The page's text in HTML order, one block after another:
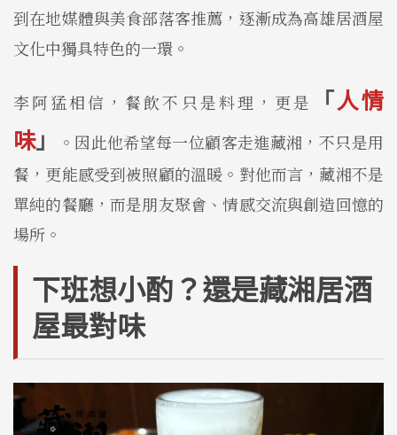
到在地媒體與美食部落客推薦，逐漸成為高雄居酒屋
文化中獨具特色的一環。
李阿猛相信，餐飲不只是料理，更是 「人情
味」
。因此他希望每一位顧客走進藏湘，不只是用
餐，更能感受到被照顧的溫暖。對他而言，藏湘不是
單純的餐廳，而是朋友聚會、情感交流與創造回憶的
場所。
下班想小酌？還是藏湘居酒
屋最對味